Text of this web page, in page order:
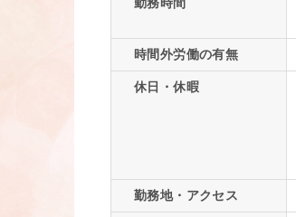
勤務時間
時間外労働の有無
休日・休暇
勤務地・アクセス